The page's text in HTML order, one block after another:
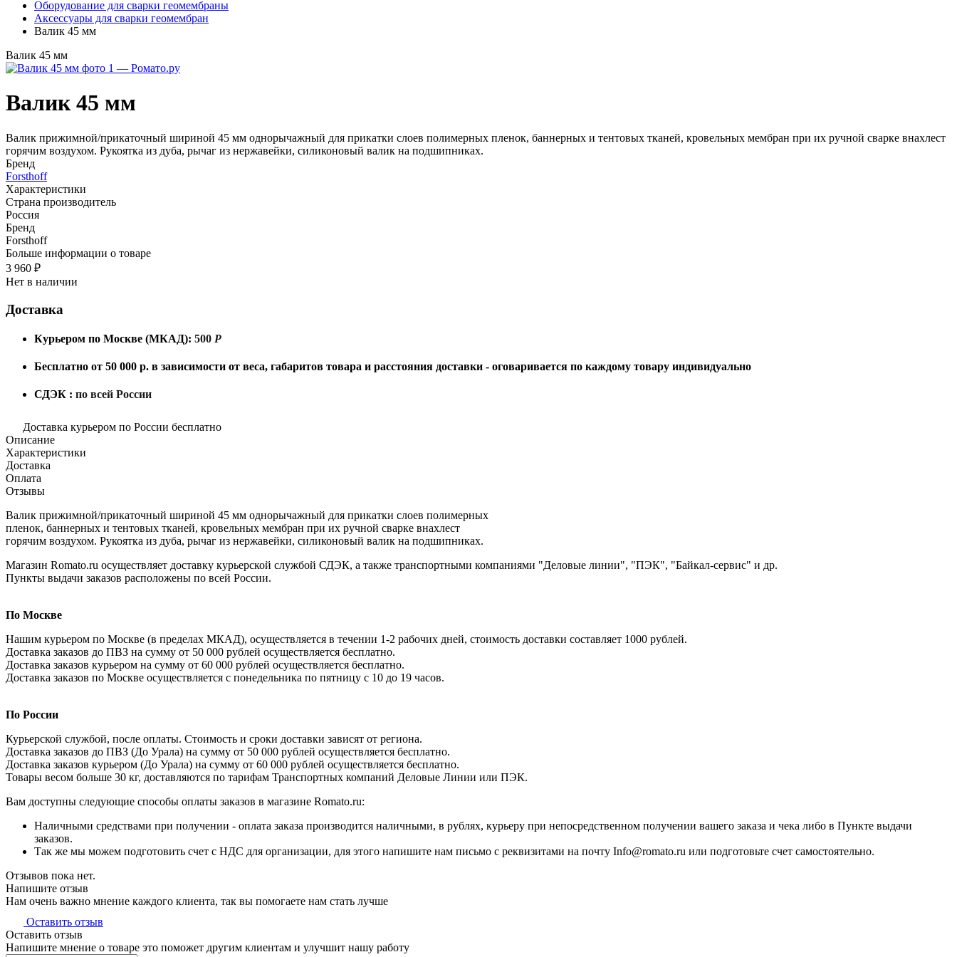
Оборудование для сварки геомембраны
Аксессуары для сварки геомембран
Валик 45 мм
Валик 45 мм
Валик 45 мм
Валик прижимной/прикаточный шириной 45 мм однорычажный для прикатки слоев полимерных пленок, баннерных и тентовых тканей, кровельных мембран при их ручной сварке внахлест
горячим воздухом. Рукоятка из дуба, рычаг из нержавейки, силиконовый валик на подшипниках.
Бренд
Forsthoff
Характеристики
Страна производитель
Россия
Бренд
Forsthoff
Больше информации о товаре
3 960 ₽
Нет в наличии
Доставка
Курьером по Москве (МКАД): 500 Р
Бесплатно от 50 000 р. в зависимости от веса, габаритов товара и расстояния доставки - оговаривается по каждому товару индивидуально
СДЭК : по всей России
Доставка курьером по России бесплатно
Описание
Характеристики
Доставка
Оплата
Отзывы
Валик прижимной/прикаточный шириной 45 мм однорычажный для прикатки слоев полимерных
пленок, баннерных и тентовых тканей, кровельных мембран при их ручной сварке внахлест
горячим воздухом. Рукоятка из дуба, рычаг из нержавейки, силиконовый валик на подшипниках.
Магазин Romato.ru осуществляет доставку курьерской службой СДЭК, а также транспортными компаниями "Деловые линии", "ПЭК", "Байкал-сервис" и др.
Пункты выдачи заказов расположены по всей России.
По Москве
Нашим курьером по Москве (в пределах МКАД), осуществляется в течении 1-2 рабочих дней, стоимость доставки составляет 1000 рублей.
Доставка заказов до ПВЗ на сумму от 50 000 рублей осуществляется бесплатно.
Доставка заказов курьером на сумму от 60 000 рублей осуществляется бесплатно.
Доставка заказов по Москве осуществляется с понедельника по пятницу с 10 до 19 часов.
По России
Курьерской службой, после оплаты. Стоимость и сроки доставки зависят от региона.
Доставка заказов до ПВЗ (До Урала) на сумму от 50 000 рублей осуществляется бесплатно.
Доставка заказов курьером (До Урала) на сумму от 60 000 рублей осуществляется бесплатно.
Товары весом больше 30 кг, доставляются по тарифам Транспортных компаний Деловые Линии или ПЭК.
Вам доступны следующие способы оплаты заказов в магазине Romato.ru:
Наличными средствами при получении - оплата заказа производится наличными, в рублях, курьеру при непосредственном получении вашего заказа и чека либо в Пункте выдачи
заказов.
Так же мы можем подготовить счет с НДС для организации, для этого напишите нам письмо с реквизитами на почту Info@romato.ru или подготовьте счет самостоятельно.
Отзывов пока нет.
Напишите отзыв
Нам очень важно мнение каждого клиента, так вы помогаете нам стать лучше
Оставить отзыв
Оставить отзыв
Напишите мнение о товаре это поможет другим клиентам и улучшит нашу работу